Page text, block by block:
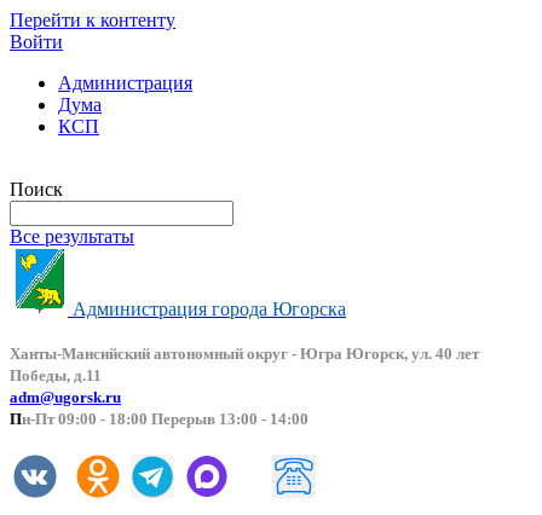
Перейти к контенту
Войти
Администрация
Дума
КСП
Поиск
Все результаты
Администрация города Югорска
Ханты-Мансийский автономный округ - Югра Югорск, ул. 40 лет
Победы, д.11
adm@ugorsk.ru
Пн-Пт 09:00 - 18:00 Перерыв 13:00 - 14:00